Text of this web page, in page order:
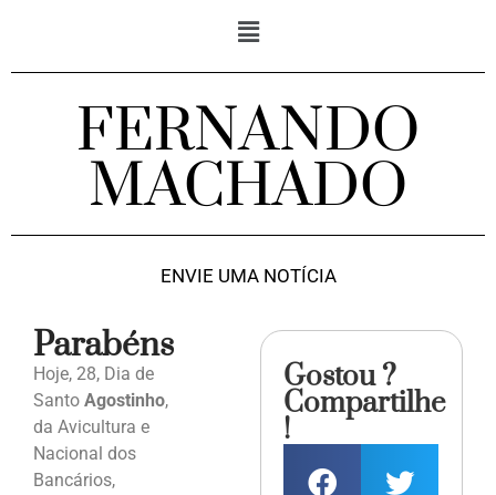
FERNANDO
MACHADO
ENVIE UMA NOTÍCIA
Parabéns
Hoje, 28, Dia de
Santo Agostinho,
da Avicultura e
Nacional dos
Bancários,
Gostou ?
Compartilhe
!